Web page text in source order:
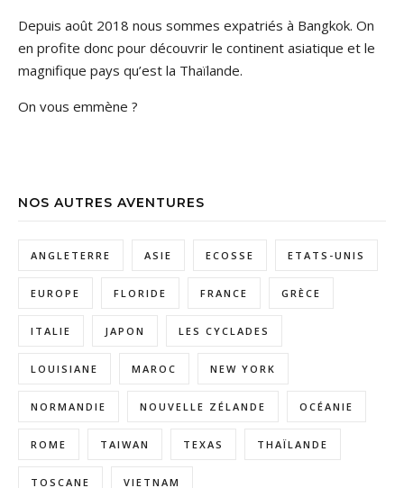
Depuis août 2018 nous sommes expatriés à Bangkok. On
en profite donc pour découvrir le continent asiatique et le
magnifique pays qu’est la Thaïlande.
On vous emmène ?
NOS AUTRES AVENTURES
ANGLETERRE ASIE ECOSSE ETATS-UNIS
EUROPE FLORIDE FRANCE GRÈCE
ITALIE JAPON LES CYCLADES
LOUISIANE MAROC NEW YORK
NORMANDIE NOUVELLE ZÉLANDE OCÉANIE
ROME TAIWAN TEXAS THAÏLANDE
TOSCANE VIETNAM